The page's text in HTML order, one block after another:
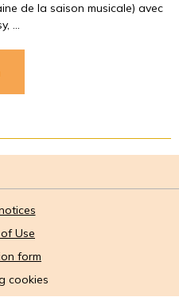
de la saison musicale) avec
...
Use
form
cookies